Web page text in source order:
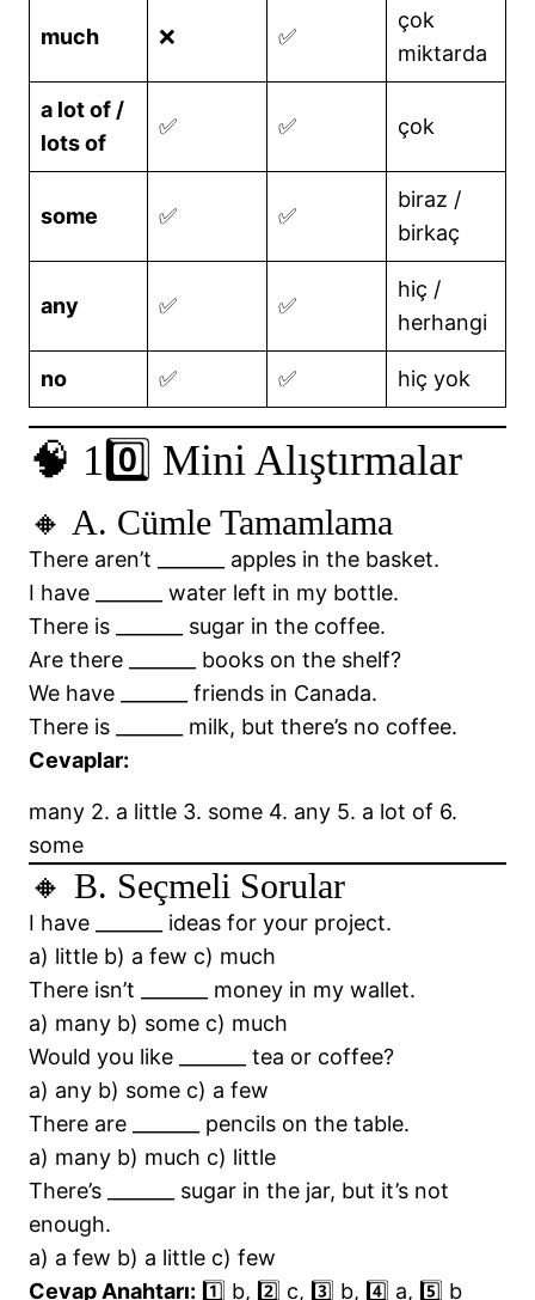
much ❌ ✅
çok
miktarda
a lot of /
lots of
✅ ✅ çok
some ✅ ✅
biraz /
birkaç
any ✅ ✅
hiç /
herhangi
no ✅ ✅ hiç yok
🧠 10️⃣ Mini Alıştırmalar
🔸 A. Cümle Tamamlama
There aren’t _______ apples in the basket.
I have _______ water left in my bottle.
There is _______ sugar in the coffee.
Are there _______ books on the shelf?
We have _______ friends in Canada.
There is _______ milk, but there’s no coffee.
Cevaplar:
many 2. a little 3. some 4. any 5. a lot of 6.
some
🔸 B. Seçmeli Sorular
I have _______ ideas for your project.
a) little b) a few c) much
There isn’t _______ money in my wallet.
a) many b) some c) much
Would you like _______ tea or coffee?
a) any b) some c) a few
There are _______ pencils on the table.
a) many b) much c) little
There’s _______ sugar in the jar, but it’s not
enough.
a) a few b) a little c) few
Cevap Anahtarı: 1️⃣ b, 2️⃣ c, 3️⃣ b, 4️⃣ a, 5️⃣ b